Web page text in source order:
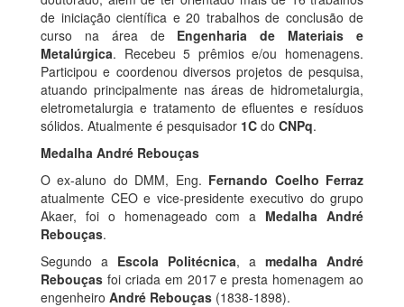
de iniciação científica e 20 trabalhos de conclusão de
curso na área de Engenharia de Materiais e
Metalúrgica. Recebeu 5 prêmios e/ou homenagens.
Participou e coordenou diversos projetos de pesquisa,
atuando principalmente nas áreas de hidrometalurgia,
eletrometalurgia e tratamento de efluentes e resíduos
sólidos. Atualmente é pesquisador 1C do CNPq.
Medalha André Rebouças
O ex-aluno do DMM, Eng. Fernando Coelho Ferraz
atualmente CEO e vice-presidente executivo do grupo
Akaer, foi o homenageado com a Medalha André
Rebouças.
Segundo a Escola Politécnica, a medalha André
Rebouças foi criada em 2017 e presta homenagem ao
engenheiro André Rebouças (1838-1898).